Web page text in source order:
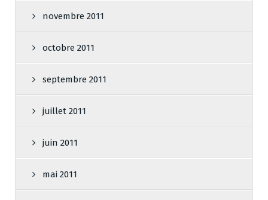
novembre 2011
octobre 2011
septembre 2011
juillet 2011
juin 2011
mai 2011